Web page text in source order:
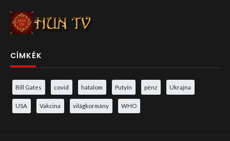
CÍMKÉK
Bill Gates covid hatalom Putyin pénz Ukrajna
USA Vakcina világkormány WHO